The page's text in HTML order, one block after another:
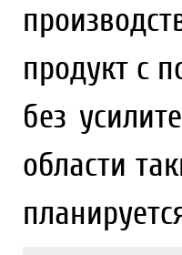
продукт с
без
области